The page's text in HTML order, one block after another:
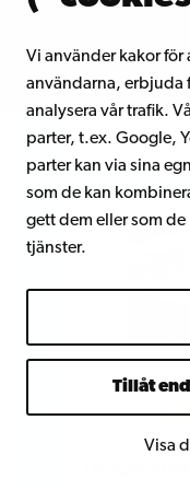
Vi använder kakor för
användarna, erbjuda
analysera vår trafik.
parter, t.ex. Google,
parter kan via sina
som de kan
gett dem eller som de
tjänster.
Tillåt
Visa
Higher
sig Åbo
601–800